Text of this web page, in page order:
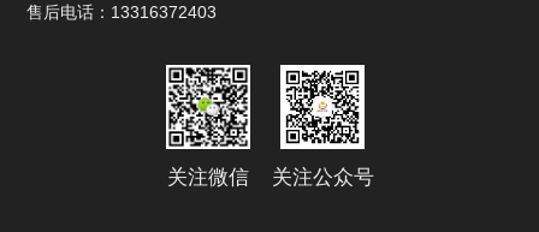
售后电话：13316372403
关注微信 关注公众号